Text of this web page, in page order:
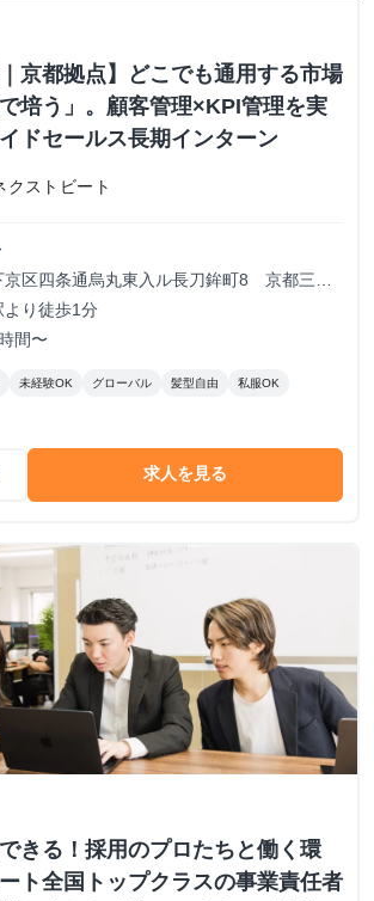
｜京都拠点】どこでも通用する市場
培う」。顧客管理×KPI管理を実
ドセールス長期インターン
クストビート
区四条通烏丸東入ル長刀鉾町8 京都三井
より徒歩1分
間〜
未経験OK グローバル 髪型自由 私服OK
求人を見る
できる！採用のプロたちと働く環
ト全国トップクラスの事業責任者